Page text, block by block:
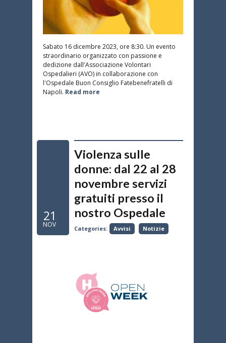
Sabato 16 dicembre 2023, ore 8:30. Un evento
straordinario organizzato con passione e
dedizione dall'Associazione Volontari
Ospedalieri (AVO) in collaborazione con
l'Ospedale Buon Consiglio Fatebenefratelli di
Napoli. Read more
21
NOV
Violenza sulle
donne: dal 22 al 28
novembre servizi
gratuiti presso il
nostro Ospedale
Categories: Avvisi Notizie